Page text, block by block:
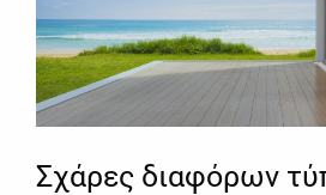
Σχάρες διαφόρων